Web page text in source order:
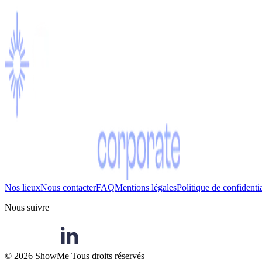
Nos lieuxNous contacterFAQMentions légalesPolitique de
Nous suivre
© 2026 ShowMe Tous droits réservés